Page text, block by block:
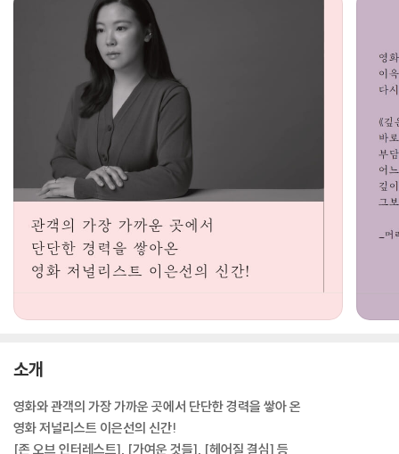
소개
영화와 관객의 가장 가까운 곳에서 단단한 경력을 쌓아 온
영화 저널리스트 이은선의 신간!
[존 오브 인터레스트], [가여운 것들], [헤어질 결심] 등